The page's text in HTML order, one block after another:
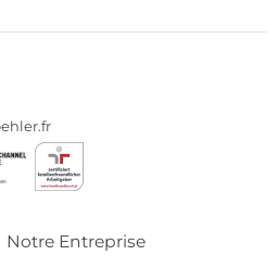
Notre Entreprise